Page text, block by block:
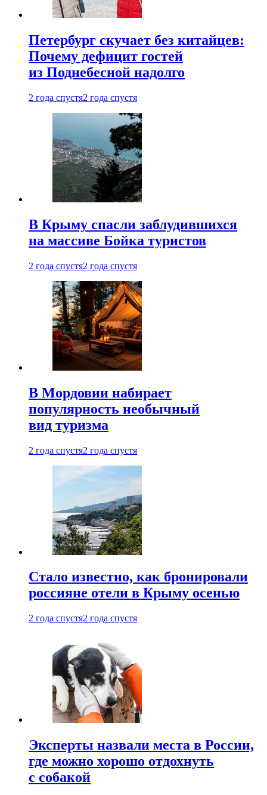
Петербург скучает без китайцев:
Почему дефицит гостей
из Поднебесной надолго
2 года спустя2 года спустя
В Крыму спасли заблудившихся
на массиве Бойка туристов
2 года спустя2 года спустя
В Мордовии набирает
популярность необычный
вид туризма
2 года спустя2 года спустя
Стало известно, как бронировали
россияне отели в Крыму осенью
2 года спустя2 года спустя
Эксперты назвали места в России,
где можно хорошо отдохнуть
с собакой